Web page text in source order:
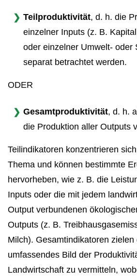
Teilproduktivität, d. h. die
einzelner Inputs (z. B.
oder einzelner Umwelt- oder
separat betrachtet werden.
ODER
Gesamtproduktivität, d. h.
die Produktion aller Outputs
Teilindikatoren konzentrieren
Thema und können bestimmte
hervorheben, wie z. B. die
Inputs oder die mit jedem
Output verbundenen
Outputs (z. B.
Milch). Gesamtindikatoren zielen
umfassendes Bild der
Landwirtschaft zu vermitteln,